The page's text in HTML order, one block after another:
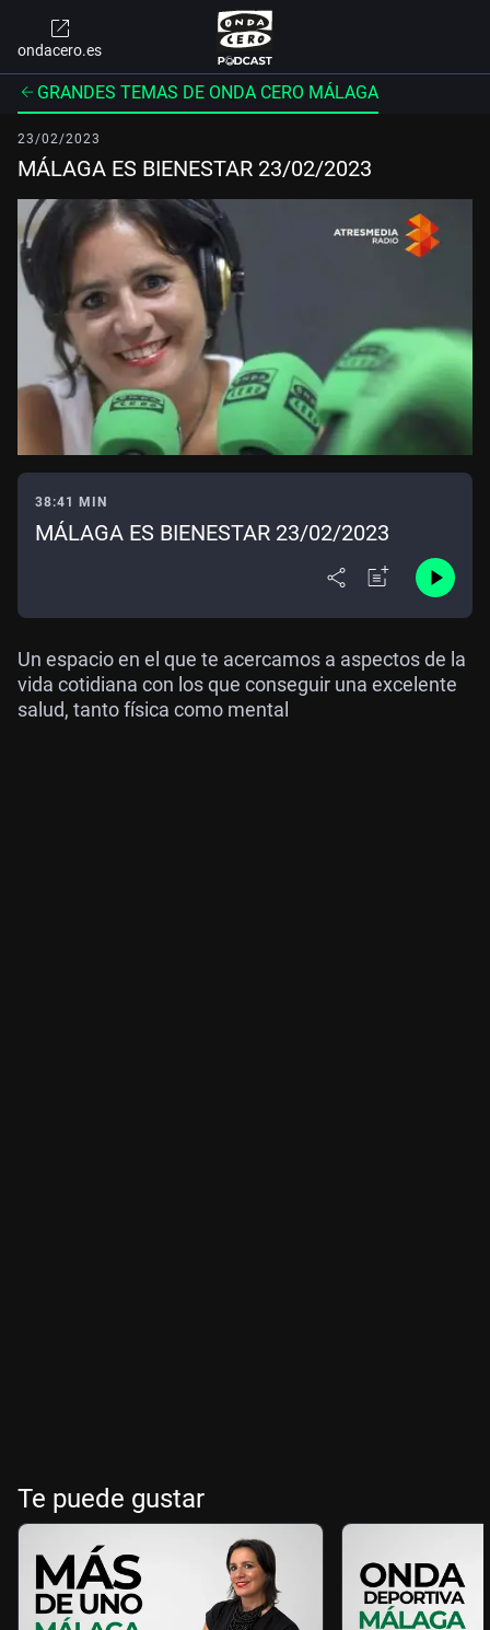
ondacero.es
GRANDES TEMAS DE ONDA CERO MÁLAGA
23/02/2023
MÁLAGA ES BIENESTAR 23/02/2023
38:41 MIN
MÁLAGA ES BIENESTAR 23/02/2023
Un espacio en el que te acercamos a aspectos de la
vida cotidiana con los que conseguir una excelente
salud, tanto física como mental
Te puede gustar